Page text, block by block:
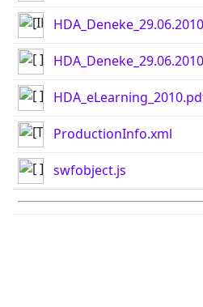
ProductionInfo.xml
swfobject.js